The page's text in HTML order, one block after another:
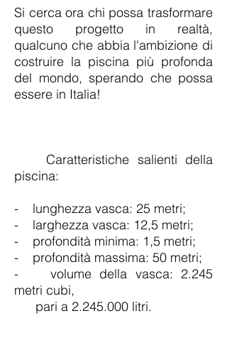
Si cerca ora chi possa trasformare
questo progetto in realtà,
qualcuno che abbia l'ambizione di
costruire la piscina più profonda
del mondo, sperando che possa
essere in Italia!
Caratteristiche salienti della
piscina:
- lunghezza vasca: 25 metri;
- larghezza vasca: 12,5 metri;
- profondità minima: 1,5 metri;
- profondità massima: 50 metri;
- volume della vasca: 2.245
metri cubi,
pari a 2.245.000 litri.